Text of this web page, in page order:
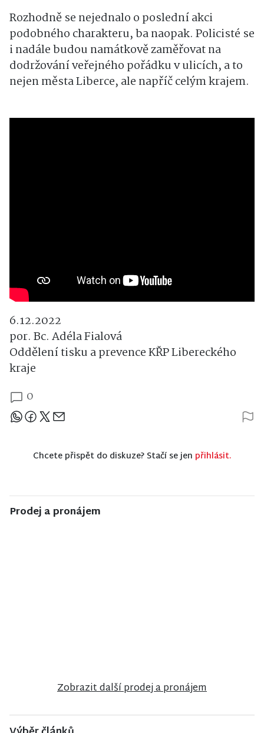
Rozhodně se nejednalo o poslední akci
podobného charakteru, ba naopak. Policisté se
i nadále budou namátkově zaměřovat na
dodržování veřejného pořádku v ulicích, a to
nejen města Liberce, ale napříč celým krajem.
6.12.2022
por. Bc. Adéla Fialová
Oddělení tisku a prevence KŘP Libereckého
kraje
0
Sdílejte článek
Chcete přispět do diskuze? Stačí se jen přihlásit.
Prodej a pronájem
Zobrazit další prodej a pronájem